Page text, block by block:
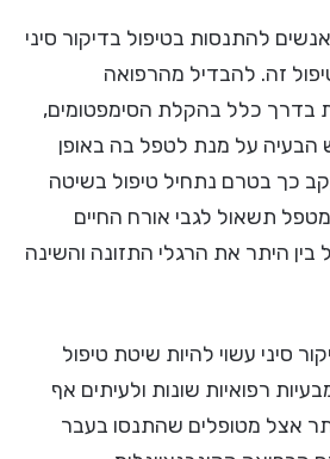
להתנסות בטיפול בדיקור סיני
זה. להבדיל מהרפואה
בדרך כלל בהקלת הסימפטומים,
הבעיה על מנת לטפל בה באופן
כך בטרם נתחיל טיפול בשיטה
תשאול לגבי אורח החיים
היתר את הרגלי התזונה והשינה
סיני עשוי להיות שיטת טיפול
רפואיות שונות ולעיתים אף
אצל מטופלים שהתנסו בעבר